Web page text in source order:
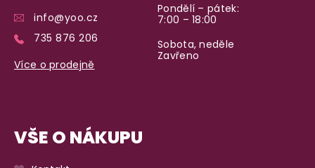
info@yoo.cz
735 876 206
Více o prodejně
Pondělí – pátek:
7:00 – 18:00
Sobota, neděle
Zavřeno
VŠE O NÁKUPU